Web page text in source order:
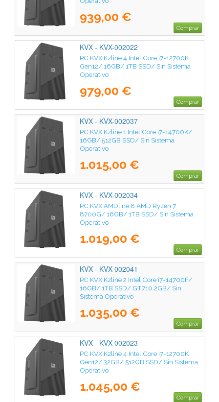
939,00 €
Comprar
KVX - KVX-002022
PC KVX Kzline 4 Intel Core i7-12700K
Gen12/ 16GB/ 1TB SSD/ Sin Sistema
Operativo
979,00 €
Comprar
KVX - KVX-002037
PC KVX Kzline 1 Intel Core i7-14700K/
16GB/ 512GB SSD/ Sin Sistema
Operativo
1.015,00 €
Comprar
KVX - KVX-002034
PC KVX AMDline 8 AMD Ryzen 7
8700G/ 16GB/ 1TB SSD/ Sin Sistema
Operativo
1.019,00 €
Comprar
KVX - KVX-002041
PC KVX Kzline 2 Intel Core i7-14700F/
16GB/ 1TB SSD/ GT710 2GB/ Sin
Sistema Operativo
1.035,00 €
Comprar
KVX - KVX-002023
PC KVX Kzline 4 Intel Core i7-12700K
Gen12/ 32GB/ 512GB SSD/ Sin Sistema
Operativo
1.045,00 €
Comprar